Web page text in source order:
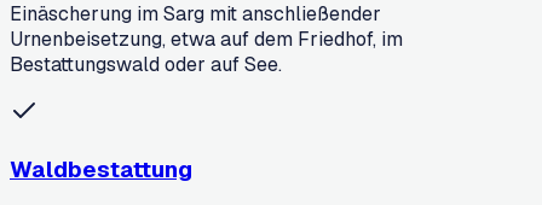
Einäscherung im Sarg mit anschließender
Urnenbeisetzung, etwa auf dem Friedhof, im
Bestattungswald oder auf See.
Waldbestattung